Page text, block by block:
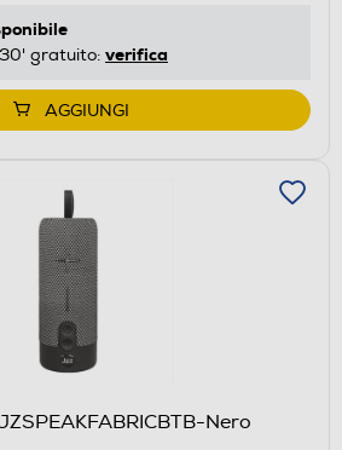
gratuito: verifica
AGGIUNGI
Nero